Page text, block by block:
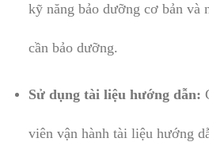
kỹ năng bảo dưỡng cơ bản và
cần bảo dưỡng.
Sử dụng tài liệu hướng dẫn:
viên vận hành tài liệu hướng